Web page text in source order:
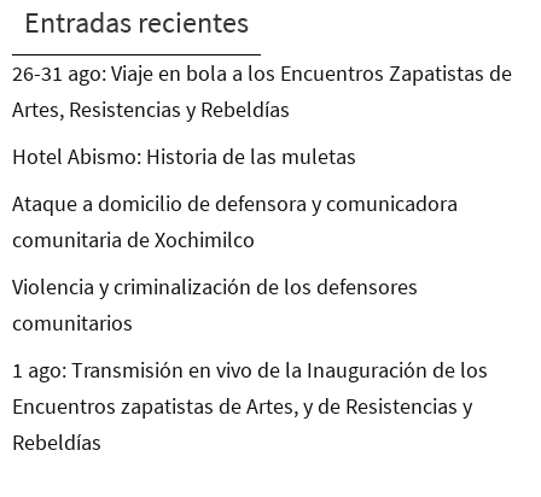
Entradas recientes
26-31 ago: Viaje en bola a los Encuentros Zapatistas de
Artes, Resistencias y Rebeldías
Hotel Abismo: Historia de las muletas
Ataque a domicilio de defensora y comunicadora
comunitaria de Xochimilco
Violencia y criminalización de los defensores
comunitarios
1 ago: Transmisión en vivo de la Inauguración de los
Encuentros zapatistas de Artes, y de Resistencias y
Rebeldías